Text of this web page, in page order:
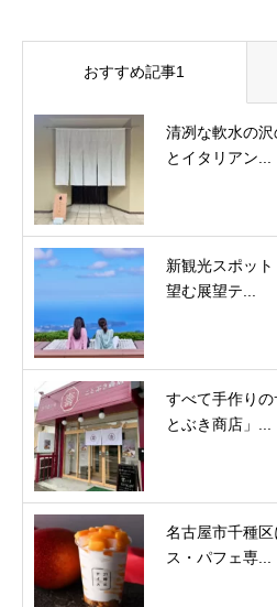
おすすめ記事1
清冽な軟水の
とイタリアン...
新観光スポッ
望む展望テ...
すべて手作り
とぶき商店」...
名古屋市千種
ス・パフェ専...